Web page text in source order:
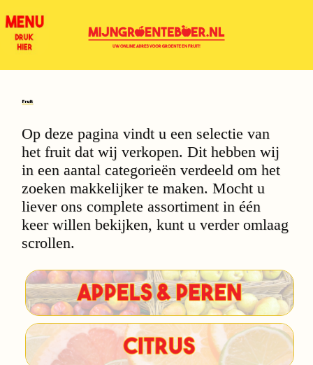
Fruit
Op deze pagina vindt u een selectie van
het fruit dat wij verkopen. Dit hebben wij
in een aantal categorieën verdeeld om het
zoeken makkelijker te maken. Mocht u
liever ons complete assortiment in één
keer willen bekijken, kunt u verder omlaag
scrollen.